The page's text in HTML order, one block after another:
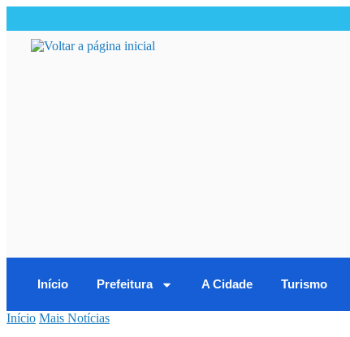
Início Prefeitura A Cidade Turismo
Início Mais Notícias